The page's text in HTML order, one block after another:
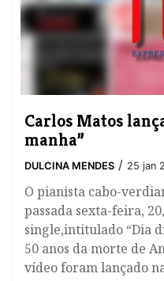
​Carlos Matos
manha”
DULCINA MENDES / 25 jan
O pianista cabo-
passada sexta-feira,
single,intitulado “Dia
50 anos da morte de
vídeo foram lançado